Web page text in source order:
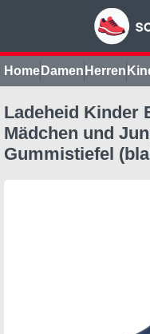
Home Damen Herren
Ladeheid Kinder
Mädchen und
Gummistiefel